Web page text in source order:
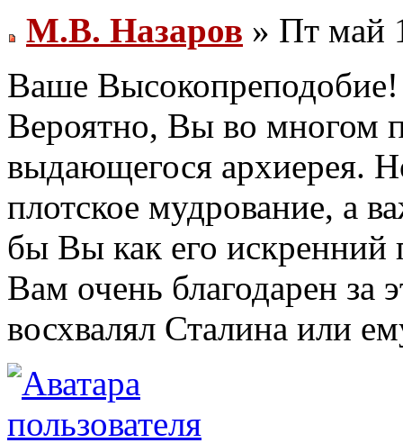
М.В. Назаров » Пт май
Ваше Высокопреподобие!
Вероятно, Вы во многом
выдающегося архиерея.
плотское мудрование, а
бы Вы как его искренний
Вам очень благодарен за
восхвалял Сталина или